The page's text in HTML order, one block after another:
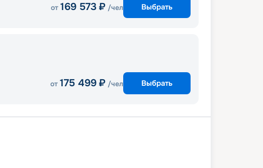
от 169 573 ₽ /чел Выбрать
от 175 499 ₽ /чел Выбрать